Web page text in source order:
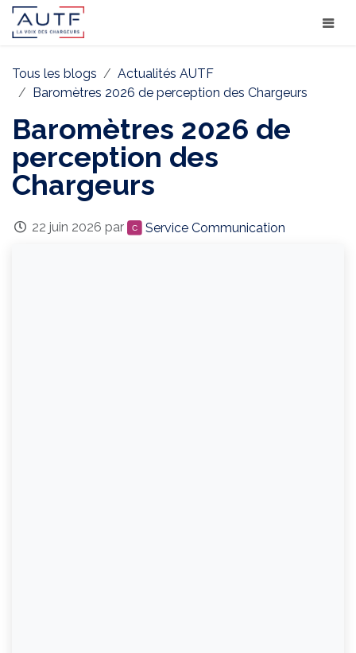
Tous les blogs
Actualités AUTF
Baromètres 2026 de perception des Chargeurs
Baromètres 2026 de
perception des
Chargeurs
22 juin 2026 par Service Communication